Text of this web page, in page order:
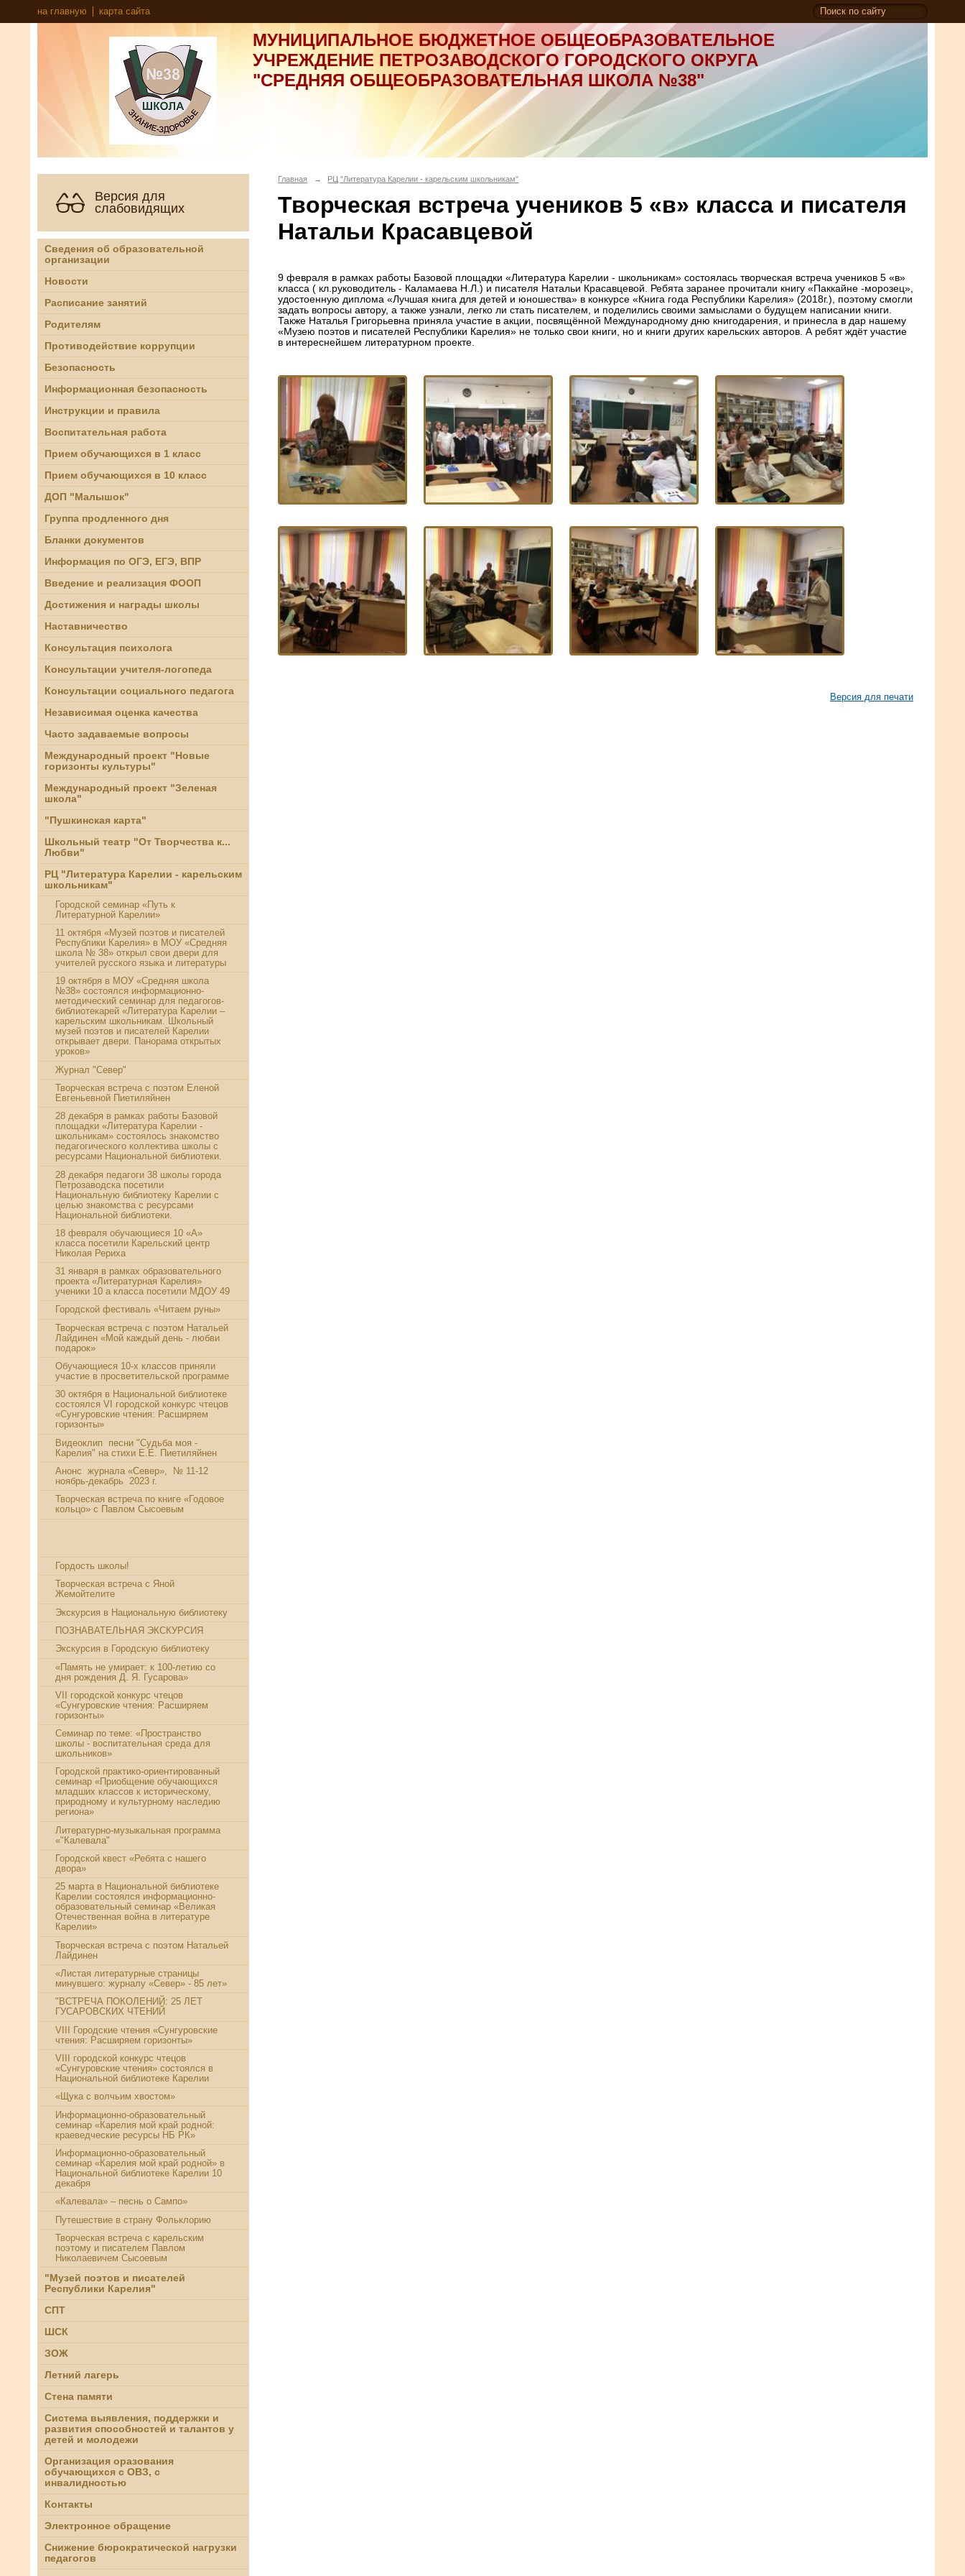
на главную карта сайта
МУНИЦИПАЛЬНОЕ БЮДЖЕТНОЕ ОБЩЕОБРАЗОВАТЕЛЬНОЕ
УЧРЕЖДЕНИЕ ПЕТРОЗАВОДСКОГО ГОРОДСКОГО ОКРУГА
"СРЕДНЯЯ ОБЩЕОБРАЗОВАТЕЛЬНАЯ ШКОЛА №38"
Версия для
слабовидящих
Сведения об образовательной
организации
Новости
Расписание занятий
Родителям
Противодействие коррупции
Безопасность
Информационная безопасность
Инструкции и правила
Воспитательная работа
Прием обучающихся в 1 класс
Прием обучающихся в 10 класс
ДОП "Малышок"
Группа продленного дня
Бланки документов
Информация по ОГЭ, ЕГЭ, ВПР
Введение и реализация ФООП
Достижения и награды школы
Наставничество
Консультация психолога
Консультации учителя-логопеда
Консультации социального педагога
Независимая оценка качества
Часто задаваемые вопросы
Международный проект "Новые
горизонты культуры"
Международный проект "Зеленая
школа"
"Пушкинская карта"
Школьный театр "От Творчества к...
Любви"
РЦ "Литература Карелии - карельским
школьникам"
Городской семинар «Путь к
Литературной Карелии»
11 октября «Музей поэтов и писателей
Республики Карелия» в МОУ «Средняя
школа № 38» открыл свои двери для
учителей русского языка и литературы
19 октября в МОУ «Средняя школа
№38» состоялся информационно-
методический семинар для педагогов-
библиотекарей «Литература Карелии –
карельским школьникам. Школьный
музей поэтов и писателей Карелии
открывает двери. Панорама открытых
уроков»
Журнал "Север"
Творческая встреча с поэтом Еленой
Евгеньевной Пиетиляйнен
28 декабря в рамках работы Базовой
площадки «Литература Карелии -
школьникам» состоялось знакомство
педагогического коллектива школы с
ресурсами Национальной библиотеки.
28 декабря педагоги 38 школы города
Петрозаводска посетили
Национальную библиотеку Карелии с
целью знакомства с ресурсами
Национальной библиотеки.
18 февраля обучающиеся 10 «А»
класса посетили Карельский центр
Николая Рериха
31 января в рамках образовательного
проекта «Литературная Карелия»
ученики 10 а класса посетили МДОУ 49
Городской фестиваль «Читаем руны»
Творческая встреча с поэтом Натальей
Лайдинен «Мой каждый день - любви
подарок»
Обучающиеся 10-х классов приняли
участие в просветительской программе
30 октября в Национальной библиотеке
состоялся VI городской конкурс чтецов
«Сунгуровские чтения: Расширяем
горизонты»
Видеоклип песни "Судьба моя -
Карелия" на стихи Е.Е. Пиетиляйнен
Анонс журнала «Север», № 11-12
ноябрь-декабрь 2023 г.
Творческая встреча по книге «Годовое
кольцо» с Павлом Сысоевым
Гордость школы!
Творческая встреча с Яной
Жемойтелите
Экскурсия в Национальную библиотеку
ПОЗНАВАТЕЛЬНАЯ ЭКСКУРСИЯ
Экскурсия в Городскую библиотеку
«Память не умирает: к 100-летию со
дня рождения Д. Я. Гусарова»
VII городской конкурс чтецов
«Сунгуровские чтения: Расширяем
горизонты»
Семинар по теме: «Пространство
школы - воспитательная среда для
школьников»
Городской практико-ориентированный
семинар «Приобщение обучающихся
младших классов к историческому,
природному и культурному наследию
региона»
Литературно-музыкальная программа
«"Калевала"
Городской квест «Ребята с нашего
двора»
25 марта в Национальной библиотеке
Карелии состоялся информационно-
образовательный семинар «Великая
Отечественная война в литературе
Карелии»
Творческая встреча с поэтом Натальей
Лайдинен
«Листая литературные страницы
минувшего: журналу «Север» - 85 лет»
"ВСТРЕЧА ПОКОЛЕНИЙ: 25 ЛЕТ
ГУСАРОВСКИХ ЧТЕНИЙ
VIII Городские чтения «Сунгуровские
чтения: Расширяем горизонты»
VIII городской конкурс чтецов
«Сунгуровские чтения» состоялся в
Национальной библиотеке Карелии
«Щука с волчьим хвостом»
Информационно-образовательный
семинар «Карелия мой край родной:
краеведческие ресурсы НБ РК»
Информационно-образовательный
семинар «Карелия мой край родной» в
Национальной библиотеке Карелии 10
декабря
«Калевала» – песнь о Сампо»
Путешествие в страну Фольклорию
Творческая встреча с карельским
поэтому и писателем Павлом
Николаевичем Сысоевым
"Музей поэтов и писателей
Республики Карелия"
СПТ
ШСК
ЗОЖ
Летний лагерь
Стена памяти
Система выявления, поддержки и
развития способностей и талантов у
детей и молодежи
Организация оразования
обучающихся с ОВЗ, с
инвалидностью
Контакты
Электронное обращение
Снижение бюрократической нагрузки
педагогов
Главная → РЦ "Литература Карелии - карельским школьникам"
Творческая встреча учеников 5 «в» класса и писателя
Натальи Красавцевой
9 февраля в рамках работы Базовой площадки «Литература Карелии - школьникам» состоялась творческая встреча учеников 5 «в»
класса ( кл.руководитель - Каламаева Н.Л.) и писателя Натальи Красавцевой. Ребята заранее прочитали книгу «Паккайне -морозец»,
удостоенную диплома «Лучшая книга для детей и юношества» в конкурсе «Книга года Республики Карелия» (2018г.), поэтому смогли
задать вопросы автору, а также узнали, легко ли стать писателем, и поделились своими замыслами о будущем написании книги.
Также Наталья Григорьевна приняла участие в акции, посвящённой Международному дню книгодарения, и принесла в дар нашему
«Музею поэтов и писателей Республики Карелия» не только свои книги, но и книги других карельских авторов. А ребят ждёт участие
в интереснейшем литературном проекте.
Версия для печати